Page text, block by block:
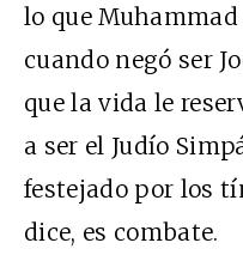
lo que
cuando negó ser
que la vida le
a ser el Judío
festejado por los
dice, es combate.